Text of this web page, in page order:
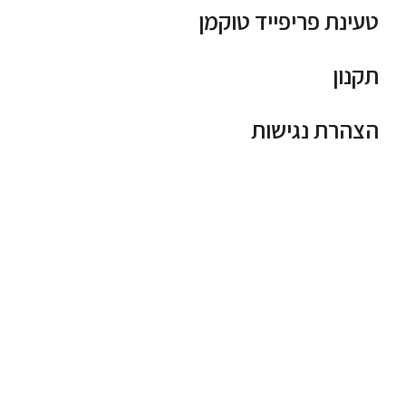
טעינת פריפייד טוקמן
תקנון
הצהרת נגישות